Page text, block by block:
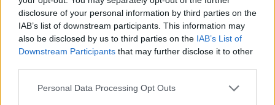
disclosure of your personal information by third parties on the
IAB’s list of downstream participants. This information may
also be disclosed by us to third parties on the IAB’s List of
Downstream Participants that may further disclose it to other
Please note that this website/app uses one or more Google
Personal Data Processing Opt Outs